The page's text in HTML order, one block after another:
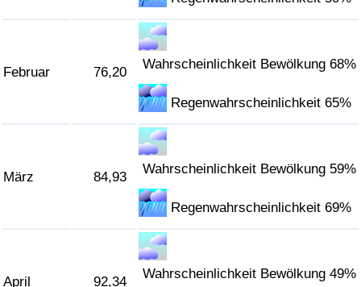
Februar 76,20
Wahrscheinlichkeit Bewölkung 68%
Regenwahrscheinlichkeit 65%
März 84,93
Wahrscheinlichkeit Bewölkung 59%
Regenwahrscheinlichkeit 69%
April 92,34
Wahrscheinlichkeit Bewölkung 49%
Verschmutzungsindex
Umweltverschmutzungs-Index nach Land
Verkehrs-Index (aktuell)
Verkehrs-Index nach Land